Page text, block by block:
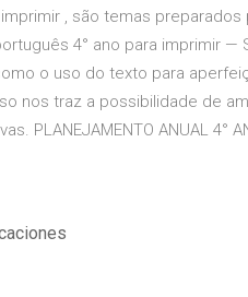
, são temas preparados
4° ano para imprimir —
o uso do texto para
nos traz a possibilidade de
ANUAL 4°